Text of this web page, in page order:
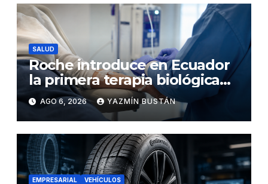
SALUD
Roche introduce en Ecuador
la primera terapia biológica
de precisión capaz de
detener el daño renal por
nefritis lúpica
AGO 6, 2026 YAZMÍN BUSTÁN
EMPRESARIAL VEHÍCULOS